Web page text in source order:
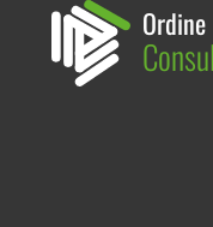
Ordine